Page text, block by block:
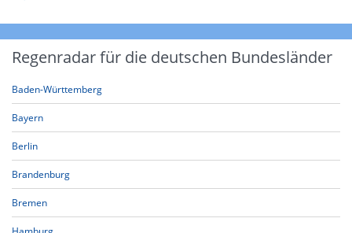
Regenradar für die deutschen Bundesländer
Baden-Württemberg
Bayern
Berlin
Brandenburg
Bremen